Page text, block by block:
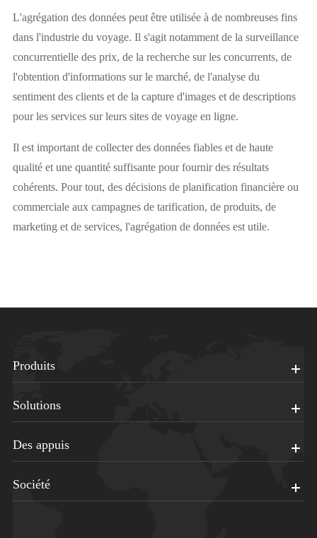
L'agrégation des données peut être utilisée à de nombreuses fins
dans l'industrie du voyage. Il s'agit notamment de la surveillance
concurrentielle des prix, de la recherche sur les concurrents, de
l'obtention d'informations sur le marché, de l'analyse du
sentiment des clients et de la capture d'images et de descriptions
pour les services sur leurs sites de voyage en ligne.
Il est important de collecter des données fiables et de haute
qualité et une quantité suffisante pour fournir des résultats
cohérents. Pour tout, des décisions de planification financière ou
commerciale aux campagnes de tarification, de produits, de
marketing et de services, l'agrégation de données est utile.
Produits
Solutions
Des appuis
Société